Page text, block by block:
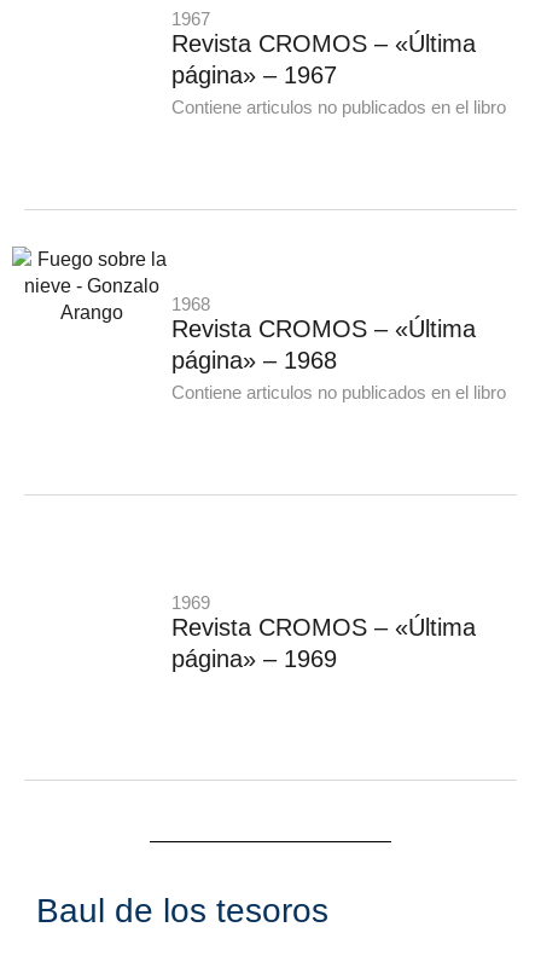
1967
Revista CROMOS – «Última
página» – 1967
Contiene articulos no publicados en el libro
1968
Revista CROMOS – «Última
página» – 1968
Contiene articulos no publicados en el libro
1969
Revista CROMOS – «Última
página» – 1969
Baul de los tesoros